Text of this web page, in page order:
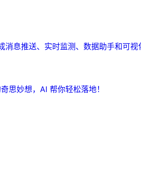
消息推送、实时监测、数据助手和可
思妙想，AI 帮你轻松落地！